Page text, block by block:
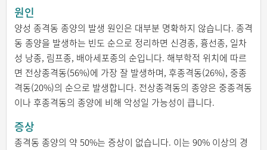
원인
양성 종격동 종양의 발생 원인은 대부분 명확하지 않습니다. 종격
동 종양을 발생하는 빈도 순으로 정리하면 신경종, 흉선종, 일차
성 낭종, 림프종, 배아세포종의 순입니다. 해부학적 위치에 따르
면 전상종격동(56%)에 가장 잘 발생하며, 후종격동(26%), 중종
격동(20%)의 순으로 발생합니다. 전상종격동의 종양은 중종격동
이나 후종격동의 종양에 비해 악성일 가능성이 큽니다.
증상
종격동 종양의 약 50%는 증상이 없습니다. 이는 90% 이상의 경